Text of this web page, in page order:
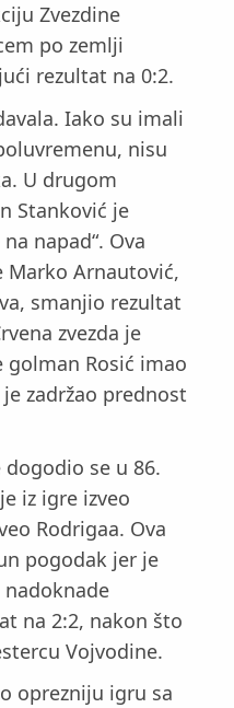
Zvezdine
po zemlji
rezultat na 0:2.
Iako su imali
nisu
U drugom
Stanković je
napad“. Ova
Arnautović,
smanjio rezultat
zvezda je
Rosić imao
zadržao prednost
se u 86.
iz igre izveo
Rodrigaa. Ova
pogodak jer je
na 2:2, nakon što
Vojvodine.
oprezniju igru sa